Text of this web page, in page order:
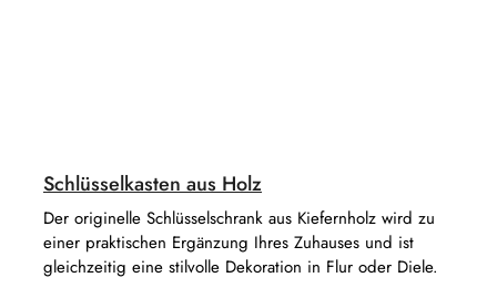
Schlüsselkasten aus Holz
Der originelle Schlüsselschrank aus Kiefernholz wird zu
einer praktischen Ergänzung Ihres Zuhauses und ist
gleichzeitig eine stilvolle Dekoration in Flur oder Diele.